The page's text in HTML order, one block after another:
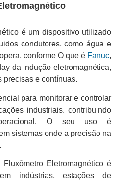
é um dispositivo utilizado
condutores, como água e
conforme O que é Fanuc,
da indução eletromagnética,
precisas e contínuas.
para monitorar e controlar
industriais, contribuindo
O seu uso é
sistemas onde a precisão na
Eletromagnético é
indústrias, estações de